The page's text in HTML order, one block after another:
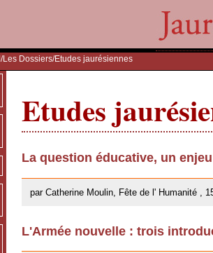
/Les Dossiers/Etudes jaurésiennes
Etudes
La question éducative, un
par Catherine Moulin, Fête de l' Humanité ,
L'Armée nouvelle : trois